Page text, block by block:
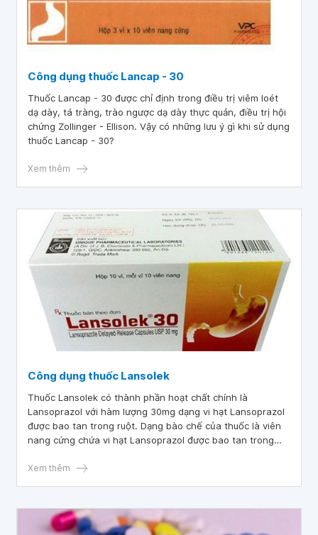
Công dụng thuốc Lancap - 30
Thuốc Lancap - 30 được chỉ định trong điều trị viêm loét
dạ dày, tá tràng, trào ngược dạ dày thực quản, điều trị hội
chứng Zollinger - Ellison. Vậy có những lưu ý gì khi sử dụng
thuốc Lancap - 30?
Xem thêm
Công dụng thuốc Lansolek
Thuốc Lansolek có thành phần hoạt chất chính là
Lansoprazol với hàm lượng 30mg dạng vi hạt Lansoprazol
được bao tan trong ruột. Dạng bào chế của thuốc là viên
nang cứng chứa vi hạt Lansoprazol được bao tan trong
cách đóng gói là hộp thuốc gồm 10 vỉ và mỗi vỉ chứa 10
Xem thêm